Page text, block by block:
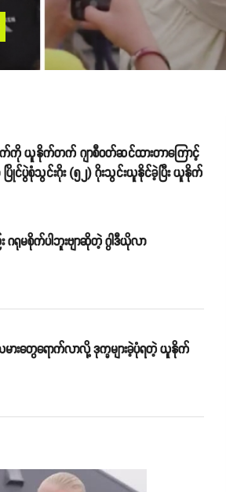
ယူနိုက်တက် ဂျာစီဝတ်ဆင်ထားတာကြောင့်
ြိုင်ပွဲစုံသွင်းဂိုး (၅၂) ဂိုးသွင်းယူနိုင်ခဲ့ပြီး ယူနိုက်
မစိုက်ပါဘူးဗျာဆိုတဲ့ ဂွါဒီယိုလာ
းတွေရောက်လာလို့ ဒုက္ခများခဲ့ပုံရတဲ့ ယူနိုက်